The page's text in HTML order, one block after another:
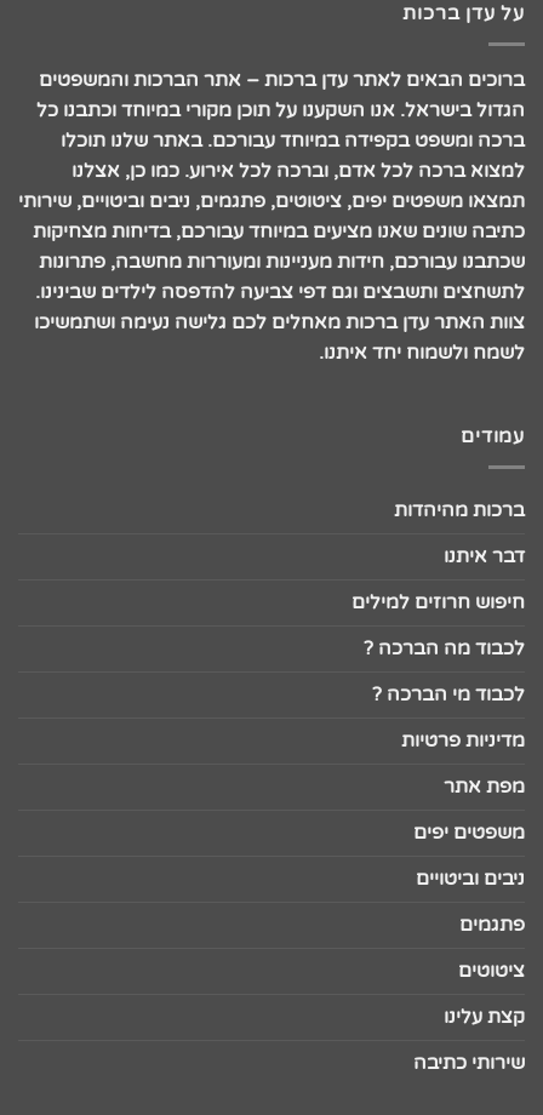
על עדן ברכות
ברוכים הבאים לאתר עדן ברכות – אתר הברכות והמשפטים
הגדול בישראל. אנו השקענו על תוכן מקורי במיוחד וכתבנו כל
ברכה ומשפט בקפידה במיוחד עבורכם. באתר שלנו תוכלו
למצוא ברכה לכל אדם, וברכה לכל אירוע. כמו כן, אצלנו
תמצאו משפטים יפים, ציטוטים, פתגמים, ניבים וביטויים, שירותי
כתיבה שונים שאנו מציעים במיוחד עבורכם, בדיחות מצחיקות
שכתבנו עבורכם, חידות מעניינות ומעוררות מחשבה, פתרונות
לתשחצים ותשבצים וגם דפי צביעה להדפסה לילדים שבינינו.
צוות האתר עדן ברכות מאחלים לכם גלישה נעימה ושתמשיכו
לשמח ולשמוח יחד איתנו.
עמודים
ברכות מהיהדות
דבר איתנו
חיפוש חרוזים למילים
לכבוד מה הברכה ?
לכבוד מי הברכה ?
מדיניות פרטיות
מפת אתר
משפטים יפים
ניבים וביטויים
פתגמים
ציטוטים
קצת עלינו
שירותי כתיבה